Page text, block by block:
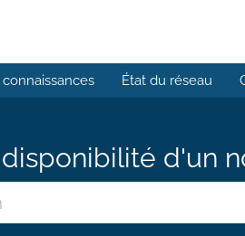
État du réseau
d'un